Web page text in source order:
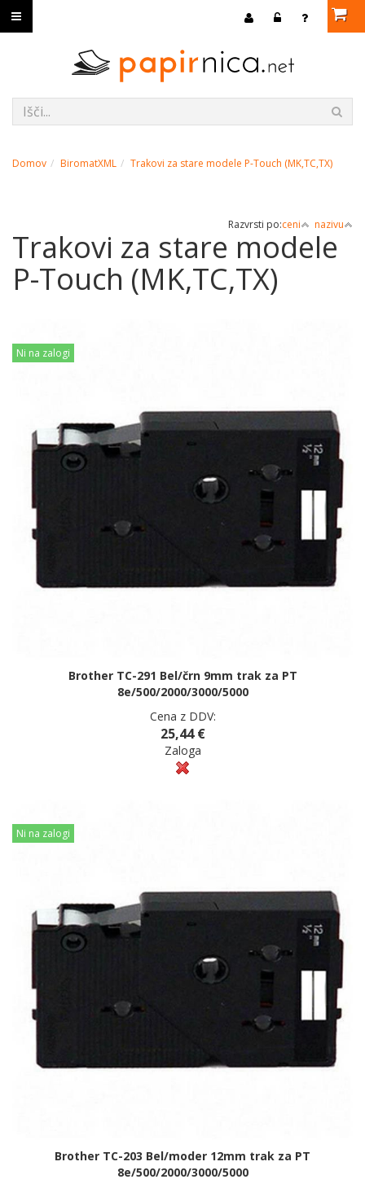
Domov BiromatXML Trakovi za stare modele P-Touch (MK,TC,TX)
Razvrsti po:ceni nazivu
Trakovi za stare modele
P-Touch (MK,TC,TX)
Ni na zalogi
Brother TC-291 Bel/črn 9mm trak za PT
8e/500/2000/3000/5000
Cena z DDV:
25,44 €
Zaloga
Ni na zalogi
Brother TC-203 Bel/moder 12mm trak za PT
8e/500/2000/3000/5000